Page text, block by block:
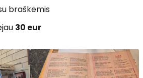
braškėmis
30 eur